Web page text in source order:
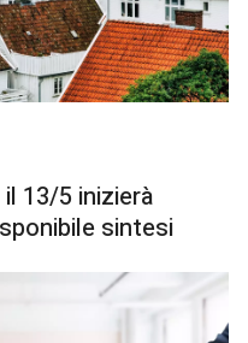
13/5 inizierà
sintesi